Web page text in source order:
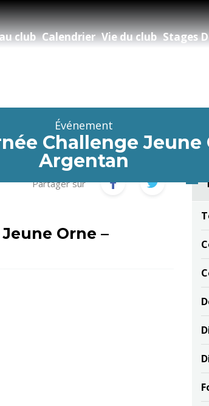
club Calendrier Vie du club Stages
Événement
Challenge Jeune
Argentan
Orne –
Partager sur